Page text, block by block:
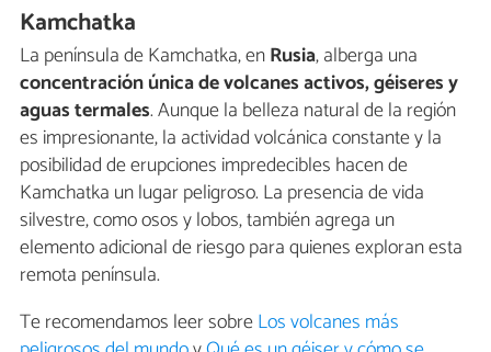
Kamchatka
La península de Kamchatka, enRusia, alberga una
concentración única de volcanes activos, géiseres y
aguas termales. Aunque la belleza natural de la región
es impresionante, la actividad volcánica constante y la
posibilidad de erupciones impredecibles hacen de
Kamchatka un lugar peligroso. La presencia de vida
silvestre, como osos y lobos, también agrega un
elemento adicional de riesgo para quienes exploran esta
remota península.
Te recomendamos leer sobreLos volcanes más